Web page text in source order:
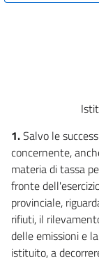
FUNZIONI DI
19
IMPOSTA
NEL
20
1.Salvo le
concernente,
materia di tassa
fronte
provinciale,
rifiuti, il
delle emissioni e
istituito, a